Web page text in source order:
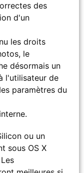
des
d'un
les droits
le
désormais un
l'utilisateur de
paramètres du
ou un
sous OS X